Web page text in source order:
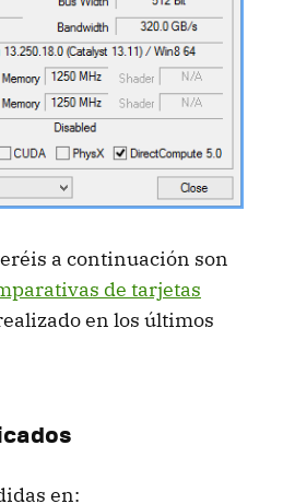
a continuación son
de tarjetas
en los últimos
en: